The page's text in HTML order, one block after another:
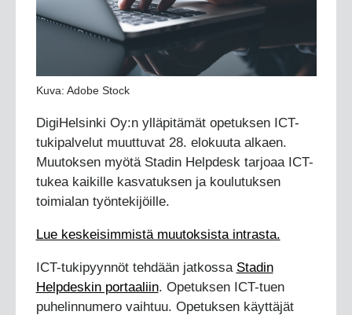
Kuva: Adobe Stock
DigiHelsinki Oy:n ylläpitämät opetuksen ICT-
tukipalvelut muuttuvat 28. elokuuta alkaen.
Muutoksen myötä Stadin Helpdesk tarjoaa ICT-
tukea kaikille kasvatuksen ja koulutuksen
toimialan työntekijöille.
Lue keskeisimmistä muutoksista intrasta.
ICT-tukipyynnöt tehdään jatkossa Stadin
Helpdeskin portaaliin. Opetuksen ICT-tuen
puhelinnumero vaihtuu. Opetuksen käyttäjät